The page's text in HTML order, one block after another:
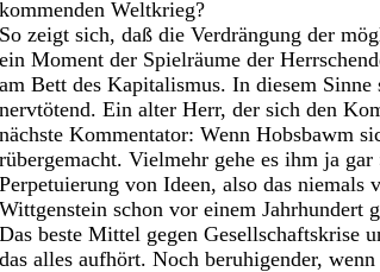
kommenden Weltkrieg?
So zeigt sich, daß die Verdrängung der
ein Moment der Spielräume der
am Bett des Kapitalismus. In diesem
nervtötend. Ein alter Herr, der sich den
nächste Kommentator: Wenn Hobsbawm
rübergemacht. Vielmehr gehe es ihm ja
Perpetuierung von Ideen, also das niemals
Wittgenstein schon vor einem Jahrhundert
Das beste Mittel gegen Gesellschaftskrise
das alles aufhört. Noch beruhigender,